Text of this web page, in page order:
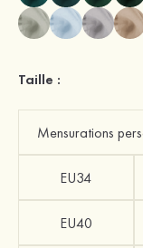
Taille :
Mensurations
EU34
EU40